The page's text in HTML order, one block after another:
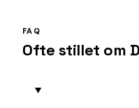
FAQ
Ofte stillet om